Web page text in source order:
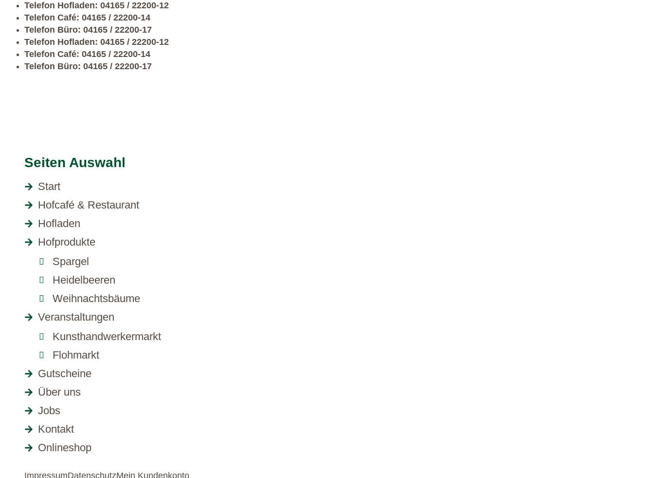
Telefon Hofladen: 04165 / 22200-12
Telefon Café: 04165 / 22200-14
Telefon Büro: 04165 / 22200-17
Telefon Hofladen: 04165 / 22200-12
Telefon Café: 04165 / 22200-14
Telefon Büro: 04165 / 22200-17
Seiten Auswahl
Start
Hofcafé & Restaurant
Hofladen
Hofprodukte
Spargel
Heidelbeeren
Weihnachtsbäume
Veranstaltungen
Kunsthandwerkermarkt
Flohmarkt
Gutscheine
Über uns
Jobs
Kontakt
Onlineshop
ImpressumDatenschutzMein Kundenkonto